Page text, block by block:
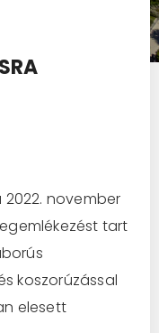
november
tart
koszorúzással
elesett